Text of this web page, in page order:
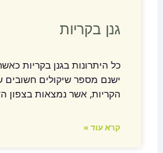
גנן בקריות
כל היתרונות בגנן בקריות
ישנם מספר שיקולים חשובים
הקריות, אשר נמצאות בצפון
קרא עוד »